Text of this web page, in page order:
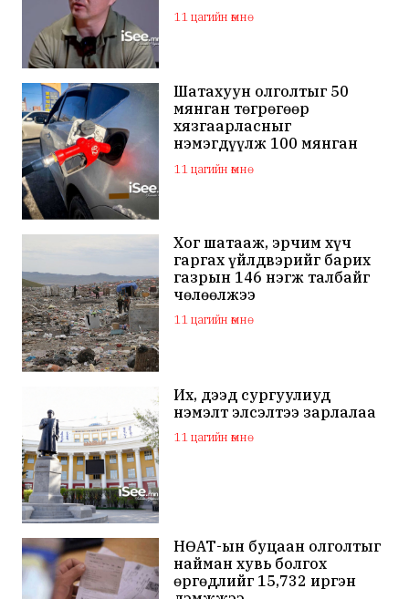
залилсан Ө.Ганзоригийн
өмгөөлөгч ёс зүйгүйгээр
11 цагийн өмнө
Шатахуун олголтыг 50
мянган төгрөгөөр
хязгаарласныг
нэмэгдүүлж 100 мянган
төгрөгт хүргэхээр судалж
байна
11 цагийн өмнө
Хог шатааж, эрчим хүч
гаргах үйлдвэрийг барих
газрын 146 нэгж талбайг
чөлөөлжээ
11 цагийн өмнө
Их, дээд сургуулиуд
нэмэлт элсэлтээ зарлалаа
11 цагийн өмнө
НӨАТ-ын буцаан олголтыг
найман хувь болгох
өргөдлийг 15,732 иргэн